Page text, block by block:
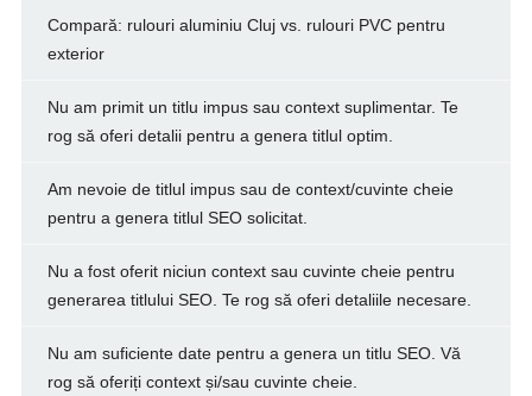
Compară: rulouri aluminiu Cluj vs. rulouri PVC pentru
exterior
Nu am primit un titlu impus sau context suplimentar. Te
rog să oferi detalii pentru a genera titlul optim.
Am nevoie de titlul impus sau de context/cuvinte cheie
pentru a genera titlul SEO solicitat.
Nu a fost oferit niciun context sau cuvinte cheie pentru
generarea titlului SEO. Te rog să oferi detaliile necesare.
Nu am suficiente date pentru a genera un titlu SEO. Vă
rog să oferiți context și/sau cuvinte cheie.